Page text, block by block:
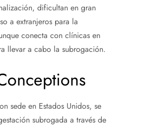
dificultan en gran
a extranjeros para la
conecta con clínicas en
llevar a cabo la subrogación.
sede en Estados Unidos, se
subrogada a través de